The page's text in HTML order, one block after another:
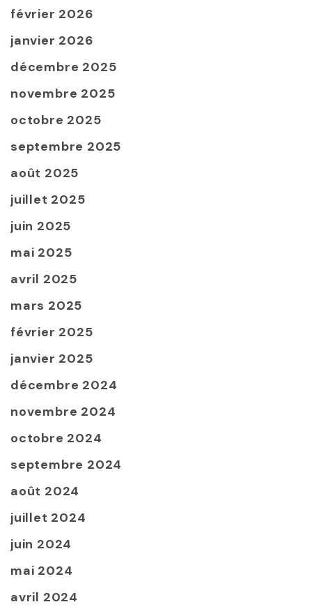
février 2026
janvier 2026
décembre 2025
novembre 2025
octobre 2025
septembre 2025
août 2025
juillet 2025
juin 2025
mai 2025
avril 2025
mars 2025
février 2025
janvier 2025
décembre 2024
novembre 2024
octobre 2024
septembre 2024
août 2024
juillet 2024
juin 2024
mai 2024
avril 2024